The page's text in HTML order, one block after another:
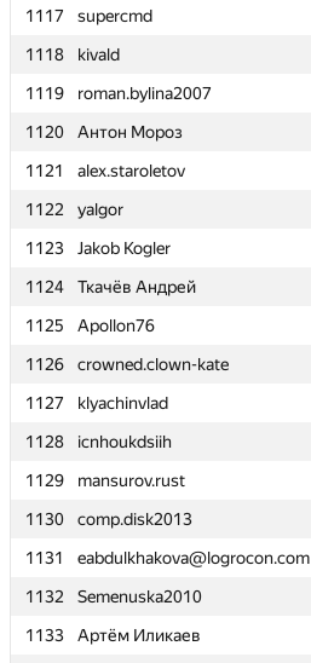
1117
supercmd
1118
kivald
1119
roman.bylina2007
1120
Антон Мороз
1121
alex.staroletov
1122
yalgor
1123
Jakob Kogler
1124
Ткачёв Андрей
1125
Apollon76
1126
crowned.clown-kate
1127
klyachinvlad
1128
icnhoukdsiih
1129
mansurov.rust
1130
comp.disk2013
1131
eabdulkhakova@logrocon.com
1132
Semenuska2010
1133
Артём Иликаев
1117
supercmd
1118
kivald
1119
roman.bylina2007
1120
Антон Мороз
1121
alex.staroletov
1122
yalgor
1123
Jakob Kogler
1124
Ткачёв Андрей
1125
Apollon76
1126
crowned.clown-kate
1127
klyachinvlad
1128
icnhoukdsiih
1129
mansurov.rust
1130
comp.disk2013
1131
eabdulkhakova@logrocon.com
1132
Semenuska2010
1133
Артём Иликаев